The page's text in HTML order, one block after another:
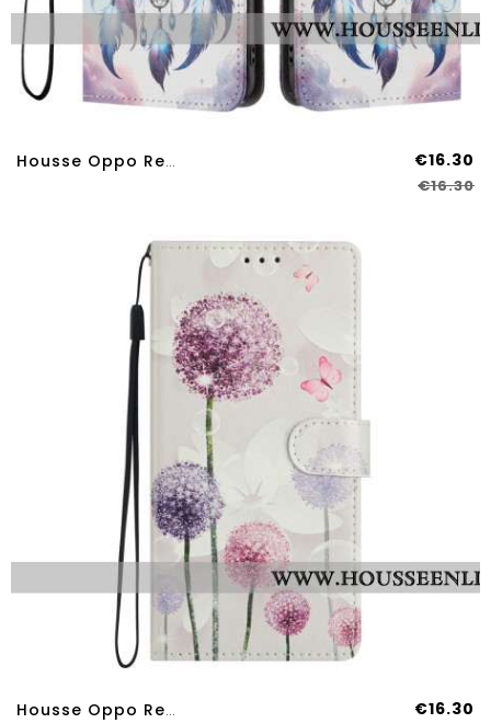
Housse Oppo Reno 14 Pro Attrape-Rêves Floral €16.30
€16.30
Housse Oppo Reno 14 Pro 5G Pissenlits Colorés €16.30